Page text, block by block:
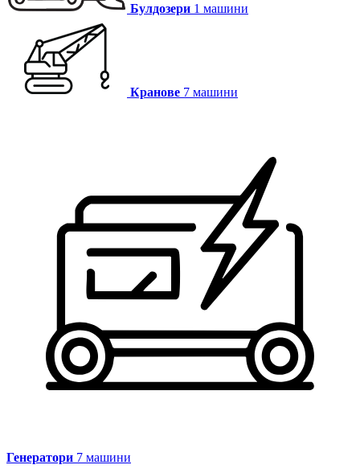
Комбиниран багер Bautrax
Булдозери 1 машини
Кранове 7 машини
Генератори 7 машини